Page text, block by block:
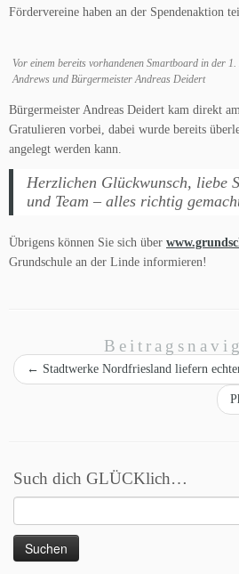
Fördervereine haben an der Spendenaktion
Vor einem bereits vorhandenen Smartboard in der
Andrews und Bürgermeister Andreas Deidert
Bürgermeister Andreas Deidert kam direkt
Gratulieren vorbei, dabei wurde bereits
angelegt werden kann.
Herzlichen Glückwunsch, liebe
und Team – alles richtig
Übrigens können Sie sich über
Grundschule an der Linde informieren!
← Stadtwerke Nordfriesland liefern
Such dich GLÜCKlich…
nach: